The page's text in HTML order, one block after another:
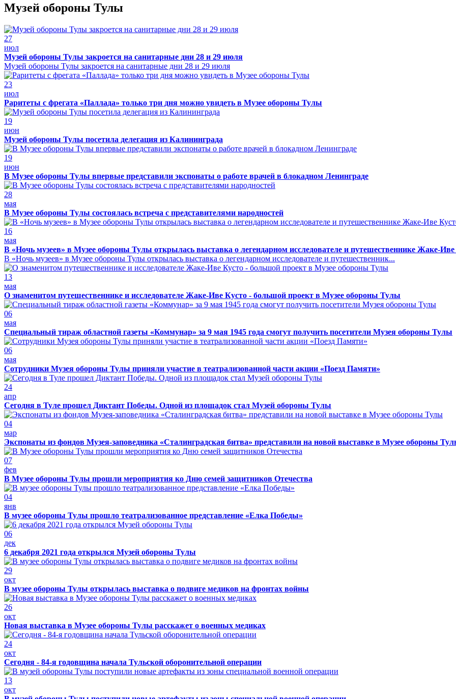
Музей обороны Тулы
27
июл
Музей обороны Тулы закроется на санитарные дни 28 и 29 июля
Музей обороны Тулы закроется на санитарные дни 28 и 29 июля
23
июл
Раритеты с фрегата «Паллада» только три дня можно увидеть в Музее обороны Тулы
19
июн
Музей обороны Тулы посетила делегация из Калининграда
19
июн
В Музее обороны Тулы впервые представили экспонаты о работе врачей в блокадном Ленинграде
28
мая
В Музее обороны Тулы состоялась встреча с представителями народностей
16
мая
В «Ночь музеев» в Музее обороны Тулы открылась выставка о легендарном исследователе и путешественнике Жаке-
В «Ночь музеев» в Музее обороны Тулы открылась выставка о легендарном исследователе и путешественник...
13
мая
О знаменитом путешественнике и исследователе Жаке-Иве Кусто - большой проект в Музее обороны Тулы
06
мая
Специальный тираж областной газеты «Коммунар» за 9 мая 1945 года смогут получить посетители Музея обороны Тулы
06
мая
Сотрудники Музея обороны Тулы приняли участие в театрализованной части акции «Поезд Памяти»
24
апр
Сегодня в Туле прошел Диктант Победы. Одной из площадок стал Музей обороны Тулы
04
мар
Экспонаты из фондов Музея-заповедника «Сталинградская битва» представили на новой выставке в Музее обороны
07
фев
В Музее обороны Тулы прошли мероприятия ко Дню семей защитников Отечества
04
янв
В музее обороны Тулы прошло театрализованное представление «Елка Победы»
06
дек
6 декабря 2021 года открылся Музей обороны Тулы
29
окт
В музее обороны Тулы открылась выставка о подвиге медиков на фронтах войны
26
окт
Новая выставка в Музее обороны Тулы расскажет о военных медиках
24
окт
Сегодня - 84-я годовщина начала Тульской оборонительной операции
13
окт